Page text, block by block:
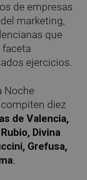
de empresas
marketing,
que
faceta
ejercicios.
Noche
diez
de Valencia,
Divina
Grefusa,
.